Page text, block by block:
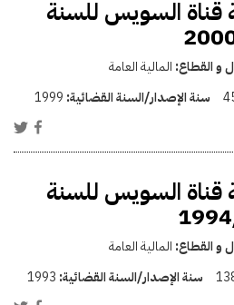
قناة السويس للسنة
و القطاع: المالية العامة
سنة الإصدار/السنة القضائية: 1999
قناة السويس للسنة
و القطاع: المالية العامة
سنة الإصدار/السنة القضائية: 1993